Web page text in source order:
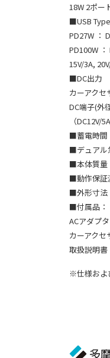
18W 2ポー
■USB
PD27W ：
PD100W ：
15V/3A,
■DC出力
カーアクセ
DC端子(外
（DC12V/5A
■蓄電時間
■デュアル
■本体質量
■動作保
■外形寸法
■付属品：
ACアダプ
カーアクセ
取扱説明
※仕様およ